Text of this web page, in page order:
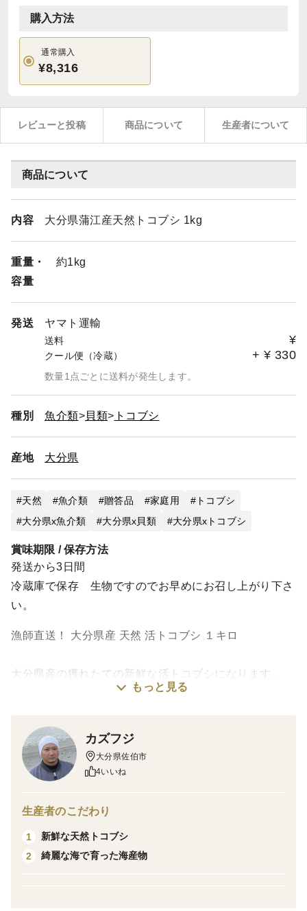
購入方法
通常購入
¥8,316
レビューと投稿 商品について 生産者について
商品について
内容 大分県蒲江産天然トコブシ 1kg
重量・
容量
約1kg
発送 ヤマト運輸
送料 ¥
クール便（冷蔵） + ¥ 330
数量1点ごとに送料が発生します。
種別 魚介類 貝類 トコブシ
産地 大分県
天然 魚介類 贈答品 家庭用
トコブシ
大分県x魚介類
大分県x貝類 大分県xトコブシ
賞味期限 / 保存方法
発送から3日間
冷蔵庫で保存 生物ですのでお早めにお召し上がり下さ
い。
漁師直送！ 大分県産 天然 活トコブシ １キロ
大分県産の獲れたての新鮮な活トコブシになります。
ダムに入っています。】
サイズと個数はご指定できませので、ご了承下さい。
３枚目の画像は参考画像になります。
もっと見る
カズフジ
大分県佐伯市
4いいね
生産者のこだわり
1
新鮮な天然トコブシ
2
綺麗な海で育った海産物